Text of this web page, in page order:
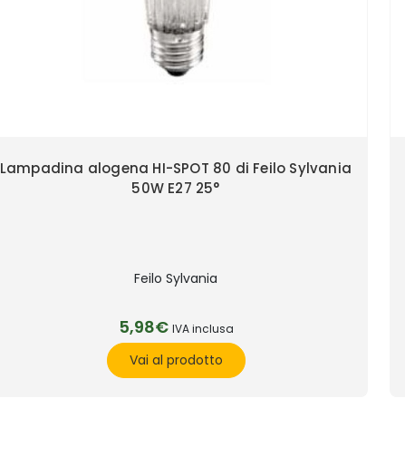
Lampadina alogena HI-SPOT 80 di Feilo Sylvania
50W E27 25°
Feilo Sylvania
5,98€ IVA inclusa
Vai al prodotto